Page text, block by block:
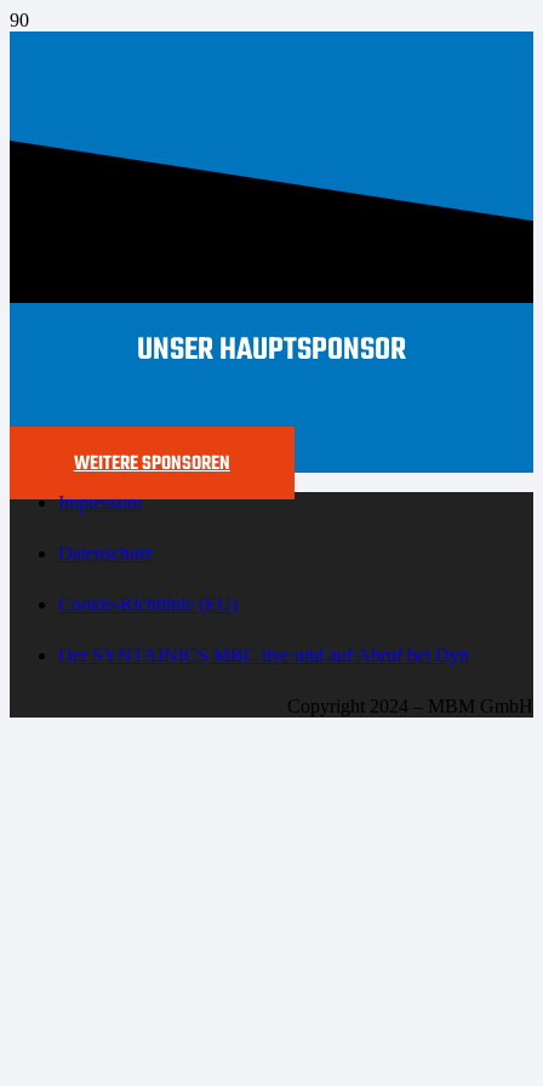
UNSER HAUPTSPONSOR
WEITERE SPONSOREN
Impressum
Datenschutz
Cookie-Richtlinie (EU)
Der SYNTAINICS MBC live und auf Abruf bei Dyn
Copyright 2024 – MBM GmbH